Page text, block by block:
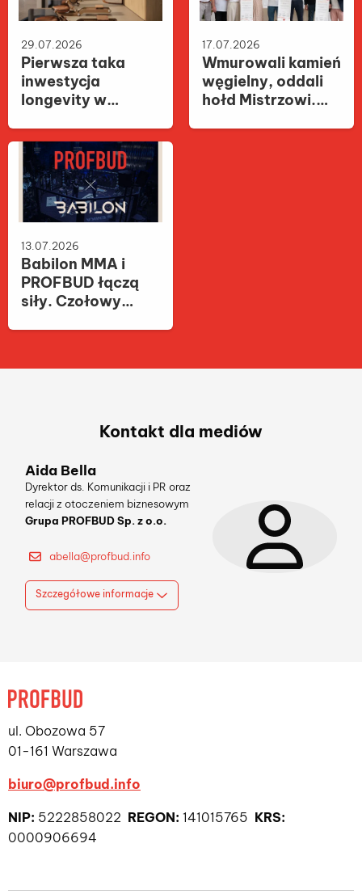
29.07.2026
Pierwsza taka
inwestycja
longevity w
wprowadza
technologię
opartą na
badaniach
nagrodzonych
17.07.2026
Wmurowali kamień
węgielny, oddali
hołd Mistrzowi.
13.07.2026
Babilon MMA i
PROFBUD łączą
siły. Czołowy
Kontakt dla mediów
Aida Bella
Dyrektor ds. Komunikacji i PR oraz
relacji z otoczeniem biznesowym
Grupa PROFBUD Sp. z o.o.
abella@profbud.info
Szczegółowe informacje
ul. Obozowa 57
01-161 Warszawa
biuro@profbud.info
NIP: 5222858022 REGON: 141015765 KRS:
0000906694